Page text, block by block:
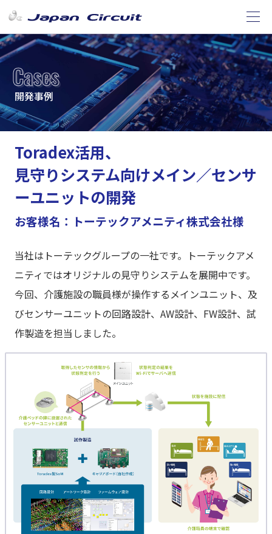
Cases
開発事例
Toradex活用、
見守りシステム向けメイン／センサ
ーユニットの開発
お客様名：トーテックアメニティ株式会社様
当社はトーテックグループの一社です。トーテックアメ
ニティではオリジナルの見守りシステムを展開中です。
今回、介護施設の職員様が操作するメインユニット、及
びセンサーユニットの回路設計、AW設計、FW設計、試
作製造を担当しました。